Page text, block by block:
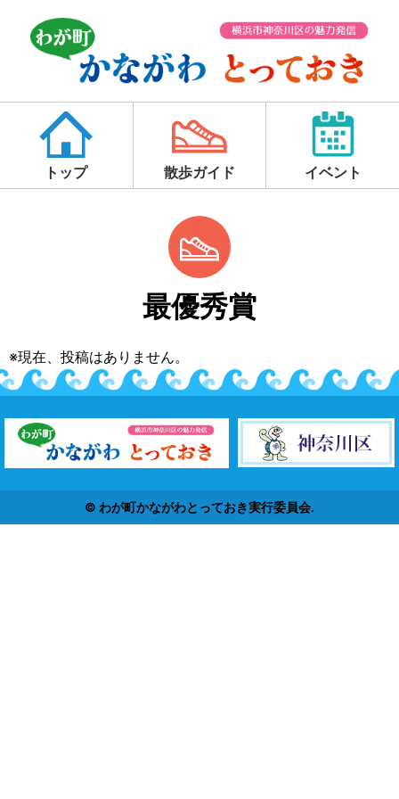
トップ 散歩ガイド イベント
最優秀賞
※現在、投稿はありません。
© わが町かながわとっておき実行委員会.